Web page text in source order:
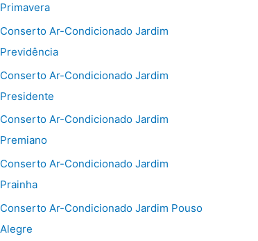
Primavera
Conserto Ar-Condicionado Jardim
Previdência
Conserto Ar-Condicionado Jardim
Presidente
Conserto Ar-Condicionado Jardim
Premiano
Conserto Ar-Condicionado Jardim
Prainha
Conserto Ar-Condicionado Jardim Pouso
Alegre